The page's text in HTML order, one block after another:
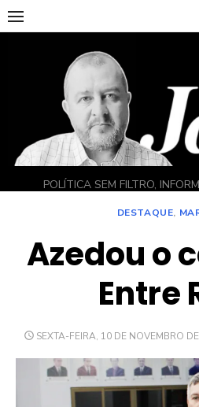
Skip
to
POLÍTICA SEM FILTRO,
DESTAQUE,
Azedou o
Entre
POSTED
SEXTA-FEIRA, 10 DE NOVEMBRO